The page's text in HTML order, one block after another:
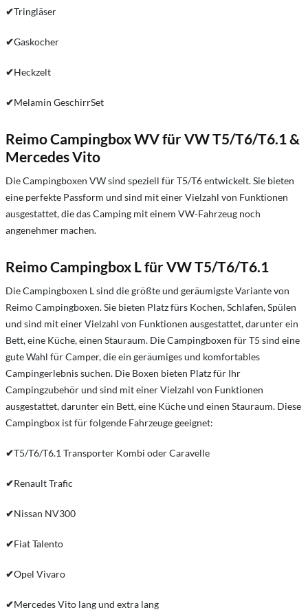
✔Tringläser
✔Gaskocher
✔Heckzelt
✔Melamin GeschirrSet
Reimo Campingbox WV für VW T5/T6/T6.1 &
Mercedes Vito
Die Campingboxen VW sind speziell für T5/T6 entwickelt. Sie bieten
eine perfekte Passform und sind mit einer Vielzahl von Funktionen
ausgestattet, die das Camping mit einem VW-Fahrzeug noch
angenehmer machen.
Reimo Campingbox L für VW T5/T6/T6.1
Die Campingboxen L sind die größte und geräumigste Variante von
Reimo Campingboxen. Sie bieten Platz fürs Kochen, Schlafen, Spülen
und sind mit einer Vielzahl von Funktionen ausgestattet, darunter ein
Bett, eine Küche, einen Stauraum. Die Campingboxen für T5 sind eine
gute Wahl für Camper, die ein geräumiges und komfortables
Campingerlebnis suchen. Die Boxen bieten Platz für Ihr
Campingzubehör und sind mit einer Vielzahl von Funktionen
ausgestattet, darunter ein Bett, eine Küche und einen Stauraum. Diese
Campingbox ist für folgende Fahrzeuge geeignet:
✔T5/T6/T6.1 Transporter Kombi oder Caravelle
✔Renault Trafic
✔Nissan NV300
✔Fiat Talento
✔Opel Vivaro
✔Mercedes Vito lang und extra lang